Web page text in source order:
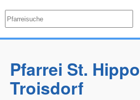
Pfarrei St.
Troisdorf